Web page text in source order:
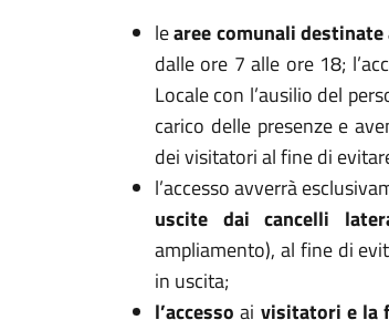
learee comunali
dalle ore 7 alle ore 18;
Locale con l’ausilio del
carico delle presenze e
dei visitatori al fine di
l’accesso avverrà
uscite dai cancelli
ampliamento), al fine di
in uscita;
l’accessoai visitatori e la